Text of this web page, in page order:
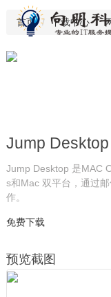
首页 下载中心
Jump
Jump Desktop 是MAC
s和Mac 双平台，通过
作。
免费下载
预览截图